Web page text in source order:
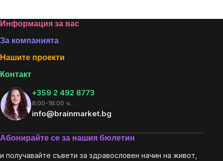
Footer
Информация за вас
За компанията
Нашите проекти
Контакт
+359 2 492 8773
8:00-16:00 ч.
info@brainmarket.bg
Абонирайте се за нашия бюлетин
и получавайте съвети за здравословен начин на живот,